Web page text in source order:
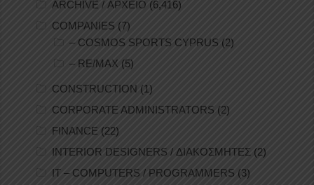
ARCHIVE / ΑΡΧΕΙΟ (6,416)
COMPANIES (7)
– COSMOS SPORTS CYPRUS (2)
– RE/MAX (5)
CONSTRUCTION (1)
CORPORATE ADMINISTRATORS (2)
FINANCE (22)
INTERIOR DESIGNERS / ΔΙΑΚΟΣΜΗΤΕΣ (2)
IT – COMPUTERS / PROGRAMMERS (3)